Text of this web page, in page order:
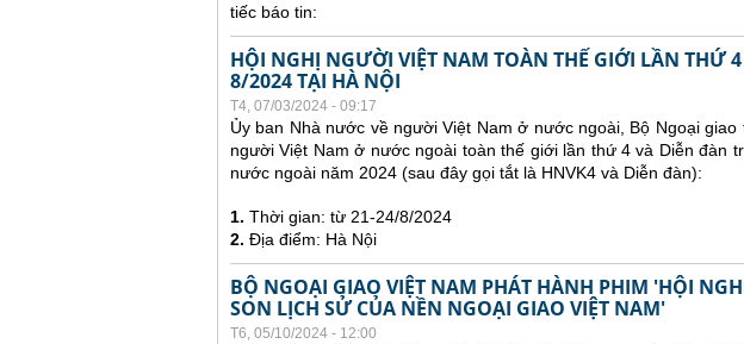
tiếc báo tin:
HỘI NGHỊ NGƯỜI VIỆT NAM TOÀN THẾ GIỚI LẦN THỨ
8/2024 TẠI HÀ NỘI
T4, 07/03/2024 - 09:17
Ủy ban Nhà nước về người Việt Nam ở nước ngoài, Bộ Ngoại
người Việt Nam ở nước ngoài toàn thế giới lần thứ 4 và Diễn đàn
nước ngoài năm 2024 (sau đây gọi tắt là HNVK4 và Diễn đàn):
1. Thời gian: từ 21-24/8/2024
2. Địa điểm: Hà Nội
BỘ NGOẠI GIAO VIỆT NAM PHÁT HÀNH PHIM 'HỘI
SON LỊCH SỬ CỦA NỀN NGOẠI GIAO VIỆT NAM'
T6, 05/10/2024 - 12:00